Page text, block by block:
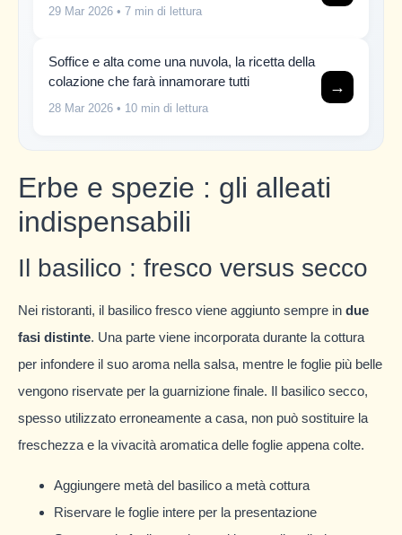
29 Mar 2026 • 7 min di lettura
Soffice e alta come una nuvola, la ricetta della
colazione che farà innamorare tutti
28 Mar 2026 • 10 min di lettura
→
Erbe e spezie : gli alleati
indispensabili
Il basilico : fresco versus secco
Nei ristoranti, il basilico fresco viene aggiunto sempre in due
fasi distinte. Una parte viene incorporata durante la cottura
per infondere il suo aroma nella salsa, mentre le foglie più belle
vengono riservate per la guarnizione finale. Il basilico secco,
spesso utilizzato erroneamente a casa, non può sostituire la
freschezza e la vivacità aromatica delle foglie appena colte.
Aggiungere metà del basilico a metà cottura
Riservare le foglie intere per la presentazione